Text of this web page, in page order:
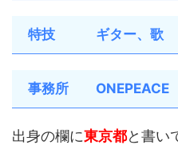
特技 ギター、歌
事務所 ONEPEACE
出身の欄に東京都と書い